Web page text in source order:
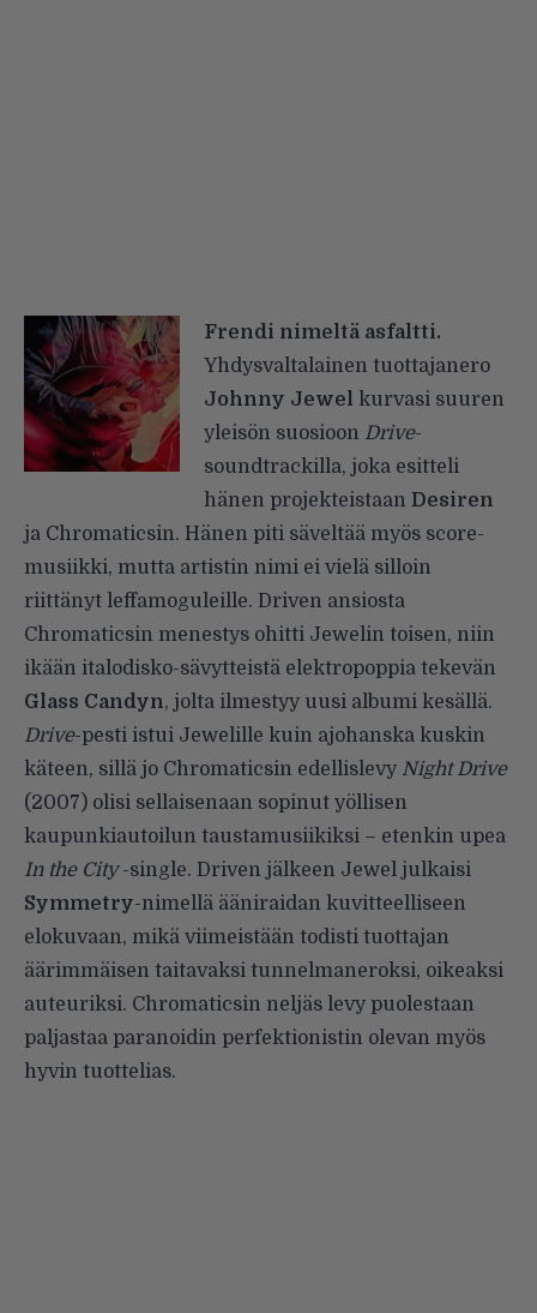
Frendi nimeltä asfaltti.
Yhdysvaltalainen tuottajanero
Johnny Jewel kurvasi suuren
yleisön suosioon Drive-
soundtrackilla, joka esitteli
hänen projekteistaan Desiren
ja Chromaticsin. Hänen piti säveltää myös score-
musiikki, mutta artistin nimi ei vielä silloin
riittänyt leffamoguleille. Driven ansiosta
Chromaticsin menestys ohitti Jewelin toisen, niin
ikään italodisko-sävytteistä elektropoppia tekevän
Glass Candyn, jolta ilmestyy uusi albumi kesällä.
Drive-pesti istui Jewelille kuin ajohanska kuskin
käteen, sillä jo Chromaticsin edellislevy Night Drive
(2007) olisi sellaisenaan sopinut yöllisen
kaupunkiautoilun taustamusiikiksi – etenkin upea
In the City-single. Driven jälkeen Jewel julkaisi
Symmetry-nimellä ääniraidan kuvitteelliseen
elokuvaan, mikä viimeistään todisti tuottajan
äärimmäisen taitavaksi tunnelmaneroksi, oikeaksi
auteuriksi. Chromaticsin neljäs levy puolestaan
paljastaa paranoidin perfektionistin olevan myös
hyvin tuottelias.